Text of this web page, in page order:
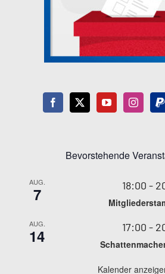
Bevorstehende
AUG.
7 18:00 -
AUG.
14 17:00 -
Kalender